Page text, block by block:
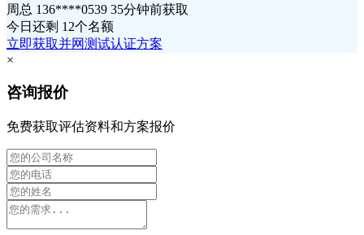
周总 136****0539 35分钟前获取
今日还剩 12个名额
立即获取并网测试认证方案
×
咨询报价
免费获取评估资料和方案报价